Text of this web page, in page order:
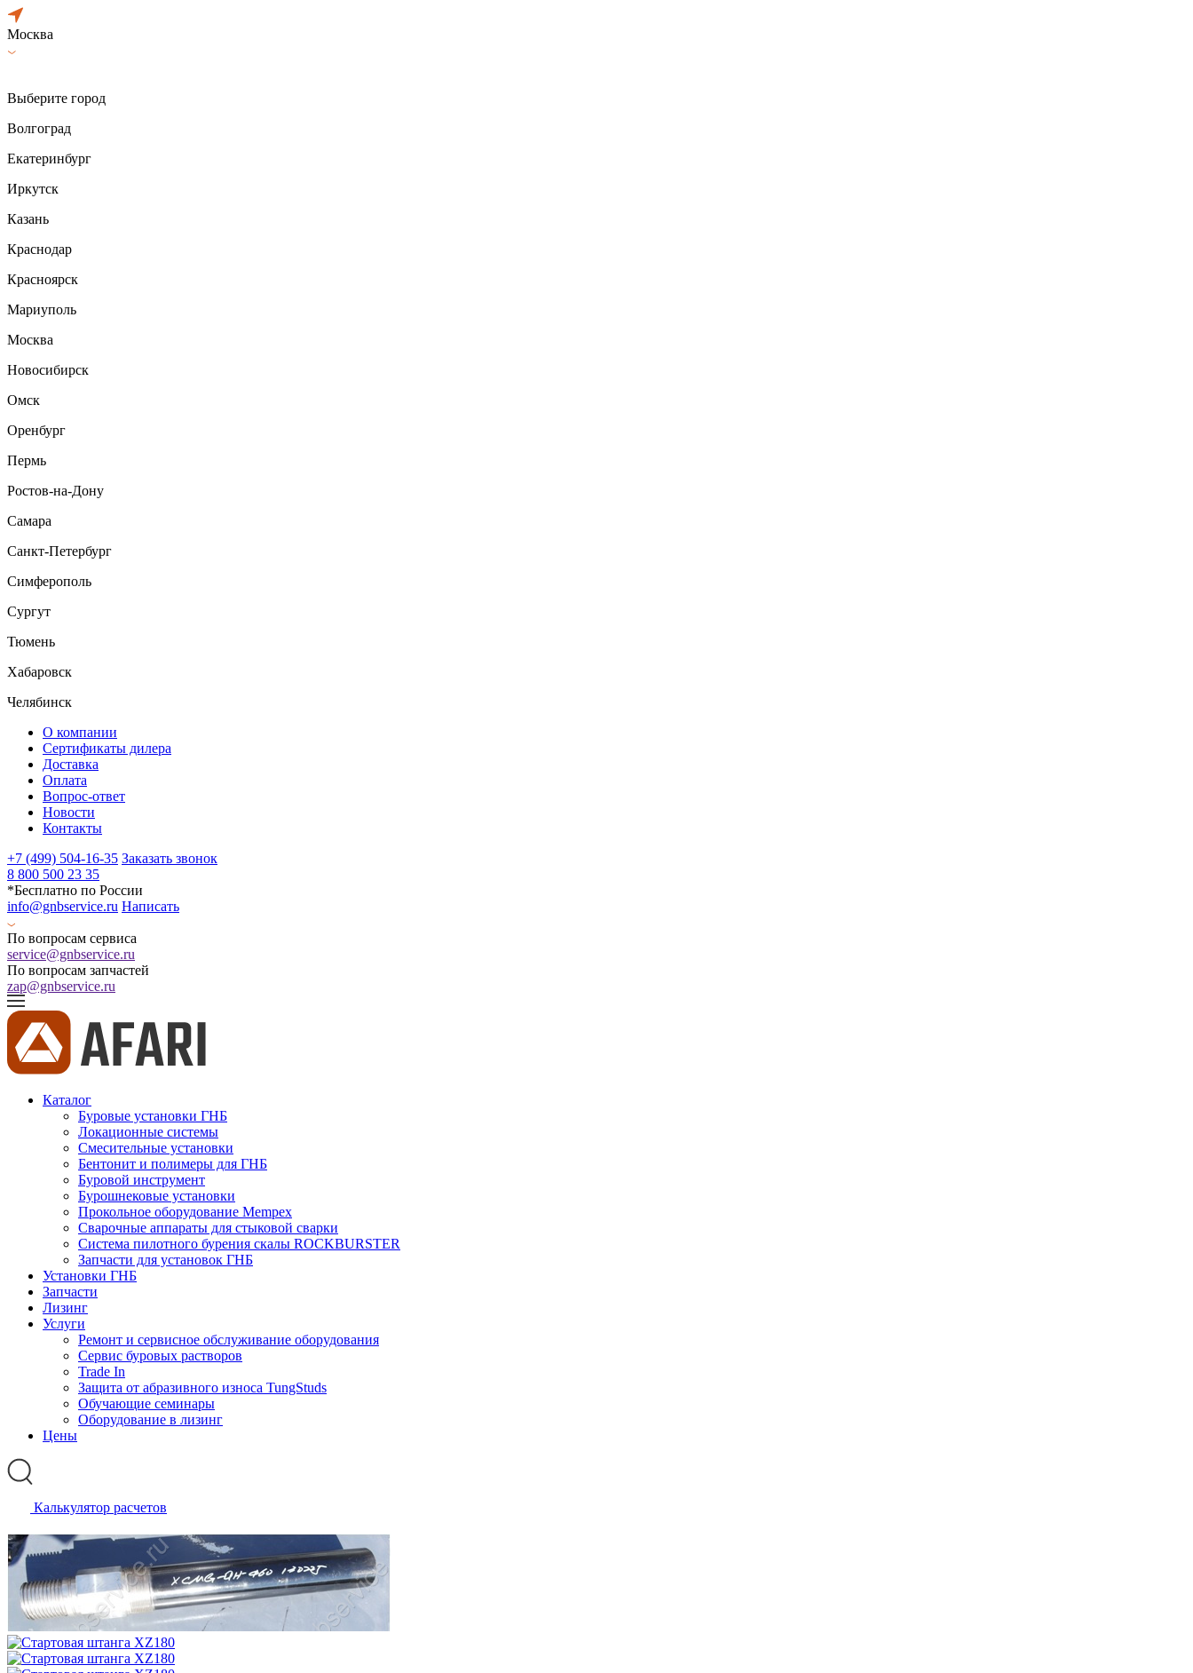
Москва
Выберите город
Волгоград
Екатеринбург
Иркутск
Казань
Краснодар
Красноярск
Мариуполь
Москва
Новосибирск
Омск
Оренбург
Пермь
Ростов-на-Дону
Самара
Санкт-Петербург
Симферополь
Сургут
Тюмень
Хабаровск
Челябинск
О компании
Сертификаты дилера
Доставка
Оплата
Вопрос-ответ
Новости
Контакты
+7 (499) 504-16-35 Заказать звонок
8 800 500 23 35
*Бесплатно по России
info@gnbservice.ru Написать
По вопросам сервиса
service@gnbservice.ru
По вопросам запчастей
zap@gnbservice.ru
Каталог
Буровые установки ГНБ
Локационные системы
Смесительные установки
Бентонит и полимеры для ГНБ
Буровой инструмент
Бурошнековые установки
Прокольное оборудование Mempex
Сварочные аппараты для стыковой сварки
Система пилотного бурения скалы ROCKBURSTER
Запчасти для установок ГНБ
Установки ГНБ
Запчасти
Лизинг
Услуги
Ремонт и сервисное обслуживание оборудования
Сервис буровых растворов
Trade In
Защита от абразивного износа TungStuds
Обучающие семинары
Оборудование в лизинг
Цены
Калькулятор расчетов